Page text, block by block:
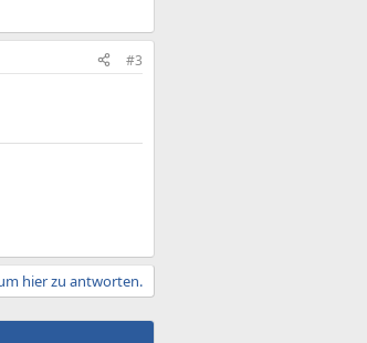
#3
hier zu antworten.